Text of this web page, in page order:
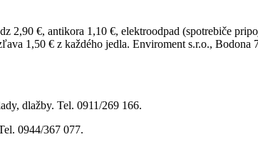
2,90 €, antikora 1,10 €, elektroodpad (spotrebiče
1,50 € z každého jedla. Enviroment s.r.o.,
dlažby. Tel. 0911/269 166.
0944/367 077.